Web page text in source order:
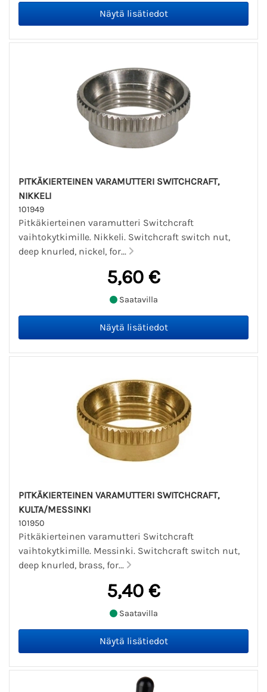
PITKÄKIERTEINEN VARAMUTTERI SWITCHCRAFT,
NIKKELI
101949
Pitkäkierteinen varamutteri Switchcraft
vaihtokytkimille. Nikkeli. Switchcraft switch nut,
deep knurled, nickel, for...
5,60 €
Saatavilla
PITKÄKIERTEINEN VARAMUTTERI SWITCHCRAFT,
KULTA/MESSINKI
101950
Pitkäkierteinen varamutteri Switchcraft
vaihtokytkimille. Messinki. Switchcraft switch nut,
deep knurled, brass, for...
5,40 €
Saatavilla